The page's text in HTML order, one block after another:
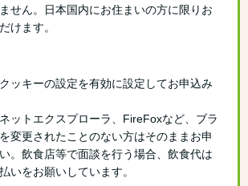
せん。日本国内にお住まいの方に限りお
けます。
ッキーの設定を有効に設定してお申込み
ットエクスプローラ、FireFoxなど、ブラ
変更されたことのない方はそのままお申
。飲食店等で面談を行う場合、飲食代は
いをお願いしています。